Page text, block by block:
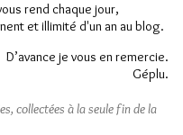
rend chaque jour,
et illimité d'un an au blog.
D’avance je vous en remercie.
Géplu.
collectées à la seule fin de la